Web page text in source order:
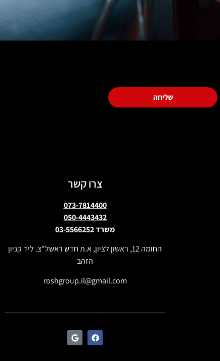
שליחה
צרו קשר
073-7814400
050-4443432
משרד03-5566252
החומה 12, ראשון לציון, א.ת חדש ראשל"צ. ליד קניון
הזהב
roshgroup.il@gmail.com